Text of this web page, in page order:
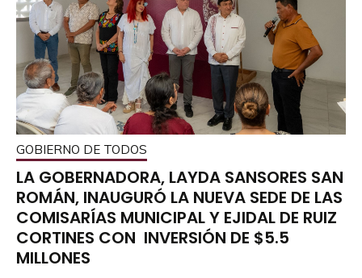
GOBIERNO DE TODOS
LA GOBERNADORA, LAYDA SANSORES SAN
ROMÁN, INAUGURÓ LA NUEVA SEDE DE LAS
COMISARÍAS MUNICIPAL Y EJIDAL DE RUIZ
CORTINES CON INVERSIÓN DE $5.5
MILLONES